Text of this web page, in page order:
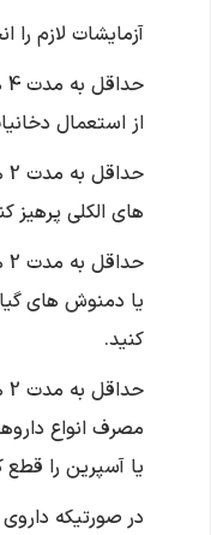
آزمایشات لازم را
از استعمال
های الکلی پرهیز
یا دمنوش های
کنید.
مصرف انواع
یا آسپرین را قطع
در صورتیکه